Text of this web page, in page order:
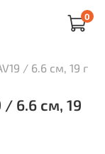
0
/ 6.6 см, 19 г
/ 6.6 см, 19